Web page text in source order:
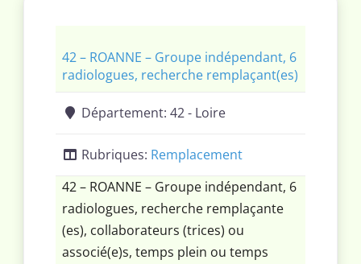
42 – ROANNE – Groupe indépendant, 6
radiologues, recherche remplaçant(es)
Département: 42 - Loire
Rubriques: Remplacement
42 – ROANNE – Groupe indépendant, 6
radiologues, recherche remplaçante
(es), collaborateurs (trices) ou
associé(e)s, temps plein ou temps